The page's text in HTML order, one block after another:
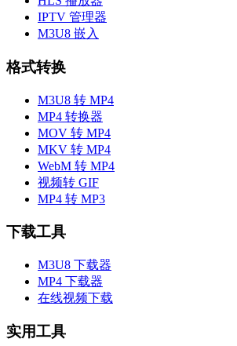
IPTV 管理器
M3U8 嵌入
格式转换
M3U8 转 MP4
MP4 转换器
MOV 转 MP4
MKV 转 MP4
WebM 转 MP4
视频转 GIF
MP4 转 MP3
下载工具
M3U8 下载器
MP4 下载器
在线视频下载
实用工具